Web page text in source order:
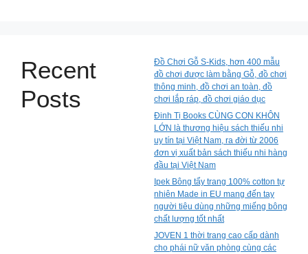
Recent
Posts
Đồ Chơi Gỗ S-Kids, hơn 400 mẫu
đồ chơi được làm bằng Gỗ, đồ chơi
thông minh, đồ chơi an toàn, đồ
chơi lắp ráp, đồ chơi giáo dục
Đinh Tị Books CÙNG CON KHÔN
LỚN là thương hiệu sách thiếu nhi
uy tín tại Việt Nam, ra đời từ 2006
đơn vị xuất bản sách thiếu nhi hàng
đầu tại Việt Nam
Ipek Bông tẩy trang 100% cotton tự
nhiên Made in EU mang đến tay
người tiêu dùng những miếng bông
chất lượng tốt nhất
JOVEN 1 thời trang cao cấp dành
cho phái nữ văn phòng cùng các